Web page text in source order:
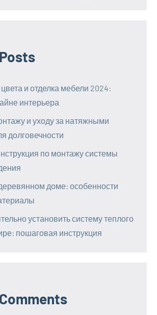
и отделка мебели 2024:
интерьера
и уходу за натяжными
долговечности
по монтажу системы
доме: особенности
установить систему теплого
пошаговая инструкция